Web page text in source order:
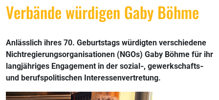
Verbände würdigen Gaby Böhme
Anlässlich ihres 70. Geburtstags würdigten verschiedene
Nichtregierungsorganisationen (NGOs) Gaby Böhme für ihr
langjähriges Engagement in der sozial‑, gewerkschafts‑
und berufspolitischen Interessenvertretung.